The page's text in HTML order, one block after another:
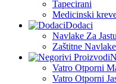
Tapecirani
Medicinski
Dodaci
Navlake Za
Zaštitne
Vatro Otporni
Vatro Otporni